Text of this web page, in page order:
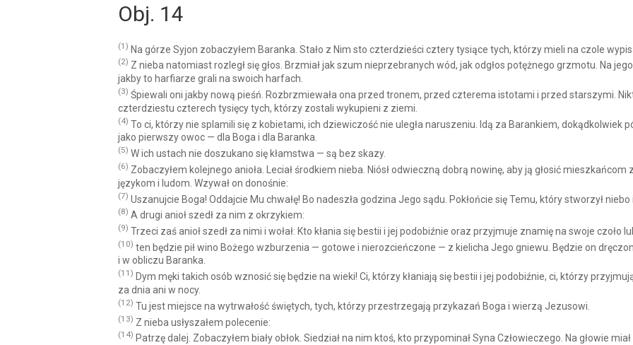
Obj. 14
(1) Na górze Syjon zobaczyłem Baranka. Stało z Nim sto czterdzieści cztery tysiące tych, którzy mieli na czole
(2) Z nieba natomiast rozległ się głos. Brzmiał jak szum nieprzebranych wód, jak odgłos potężnego grzmotu. Na
jakby to harfiarze grali na swoich harfach.
(3) Śpiewali oni jakby nową pieśń. Rozbrzmiewała ona przed tronem, przed czterema istotami i przed starszymi.
czterdziestu czterech tysięcy tych, którzy zostali wykupieni z ziemi.
(4) To ci, którzy nie splamili się z kobietami, ich dziewiczość nie uległa naruszeniu. Idą za Barankiem, dokądkolwiek
jako pierwszy owoc — dla Boga i dla Baranka.
(5) W ich ustach nie doszukano się kłamstwa — są bez skazy.
(6) Zobaczyłem kolejnego anioła. Leciał środkiem nieba. Niósł odwieczną dobrą nowinę, aby ją głosić
językom i ludom. Wzywał on donośnie:
(7) Uszanujcie Boga! Oddajcie Mu chwałę! Bo nadeszła godzina Jego sądu. Pokłońcie się Temu, który stworzył niebo
(8) A drugi anioł szedł za nim z okrzykiem:
(9) Trzeci zaś anioł szedł za nimi i wołał: Kto kłania się bestii i jej podobiźnie oraz przyjmuje znamię na swoje czoło
(10) ten będzie pił wino Bożego wzburzenia — gotowe i nierozcieńczone — z kielicha Jego gniewu. Będzie on
i w obliczu Baranka.
(11) Dym męki takich osób wznosić się będzie na wieki! Ci, którzy kłaniają się bestii i jej podobiźnie, ci, którzy
za dnia ani w nocy.
(12) Tu jest miejsce na wytrwałość świętych, tych, którzy przestrzegają przykazań Boga i wierzą Jezusowi.
(13) Z nieba usłyszałem polecenie:
(14) Patrzę dalej. Zobaczyłem biały obłok. Siedział na nim ktoś, kto przypominał Syna Człowieczego. Na głowie